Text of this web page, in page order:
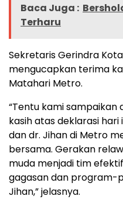
Baca Juga :
Terharu
Sekretaris Gerindra
mengucapkan terima
Matahari Metro.
“Tentu kami
kasih atas deklarasi hari
dan dr. Jihan di Metro
bersama. Gerakan
muda menjadi tim
gagasan dan program-
Jihan,” jelasnya.